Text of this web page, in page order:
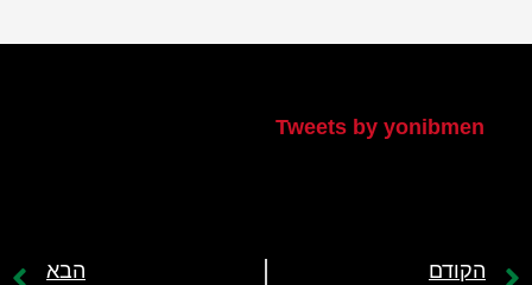
Tweets by yonibmen
הקודם הבא